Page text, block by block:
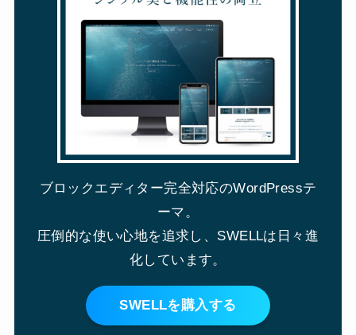
ブロックエディター完全対応のWordPressテ
ーマ。
圧倒的な使い心地を追求し、SWELLは日々進
化しています。
SWELLを購入する